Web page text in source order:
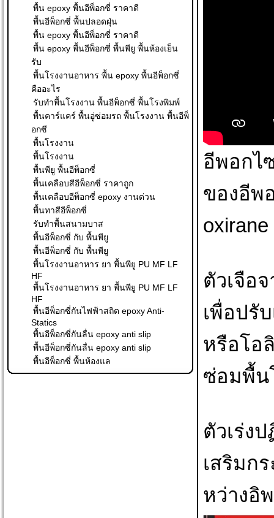
พื้น epoxy พื้นอีพ็อกซี่ ราคาดี
พื้นอีพ็อกซี่ พื้นปลอดฝุ่น
พื้น epoxy พื้นอีพ็อกซี่ ราคาดี
พื้น epoxy พื้นอีพ็อกซี่ พื้นพียู พื้นห้องเย็น
รับ
พื้นโรงงานอาหาร พื้น epoxy พื้นอีพ็อกซี่
คืออะไร
รับทำพื้นโรงงาน พื้นอีพ็อกซี่ พื้นโรงพิมพ์
พื้นคาร์แคร์ พื้นอู่ซ่อมรถ พื้นโรงงาน พื้นอีพ็
อกซี
พื้นโรงงาน
พื้นโรงงาน
พื้นพียู พื้นอีพ็อกซี่
พื้นเคลือบสีอีพ็อกซี่ ราคาถูก
พื้นเคลือบอีพ็อกซี่ epoxy งานด่วน
พื้นทาสีอีพ็อกซี่
รับทำพื้นสนามบาส
พื้นอีพ็อกซี่ กับ พื้นพียู
พื้นอีพ็อกซี่ กับ พื้นพียู
พื้นโรงงานอาหาร ยา พื้นพียู PU MF LF
HF
พื้นโรงงานอาหาร ยา พื้นพียู PU MF LF
HF
พื้นอีพ็อกซี่กันไฟฟ้าสถิต epoxy Anti-
Statics
พื้นอีพ็อกซี่กันลื่น epoxy anti slip
พื้นอีพ็อกซี่กันลื่น epoxy anti slip
พื้นอีพ็อกซี่ พื้นห้องแล
อีพอกไ
ของอีพ
ตัวเจือ
เพื่อปรั
หรือโอ
ซ่อมพื้น
ตัวเร่ง
เสริมก
หว่างอิ